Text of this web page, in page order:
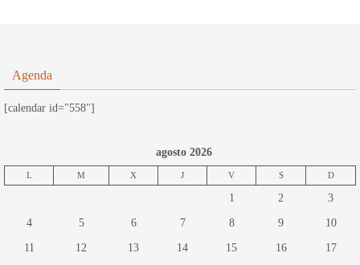
Agenda
[calendar id="558"]
agosto 2026
L M X J V S D
1 2 3
4 5 6 7 8 9 10
11 12 13 14 15 16 17